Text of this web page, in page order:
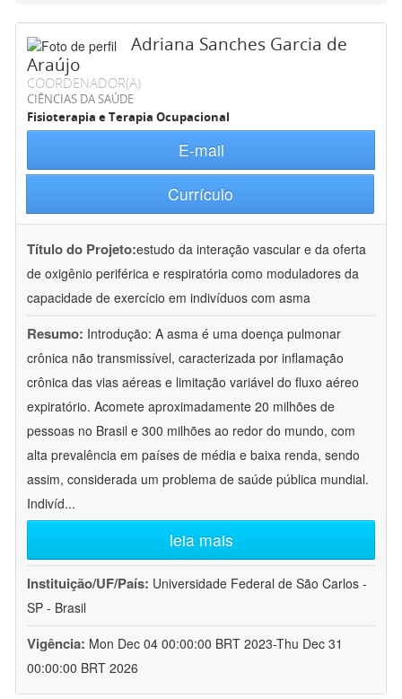
Adriana Sanches Garcia de
Araújo
COORDENADOR(A)
CIÊNCIAS DA SAÚDE
Fisioterapia e Terapia Ocupacional
E-mail
Currículo
Título do Projeto:estudo da interação vascular e da oferta
de oxigênio periférica e respiratória como moduladores da
capacidade de exercício em indivíduos com asma
Resumo: Introdução: A asma é uma doença pulmonar
crônica não transmissível, caracterizada por inflamação
crônica das vias aéreas e limitação variável do fluxo aéreo
expiratório. Acomete aproximadamente 20 milhões de
pessoas no Brasil e 300 milhões ao redor do mundo, com
alta prevalência em países de média e baixa renda, sendo
assim, considerada um problema de saúde pública mundial.
Indivíd...
leia mais
Instituição/UF/País: Universidade Federal de São Carlos -
SP - Brasil
Vigência: Mon Dec 04 00:00:00 BRT 2023-Thu Dec 31
00:00:00 BRT 2026